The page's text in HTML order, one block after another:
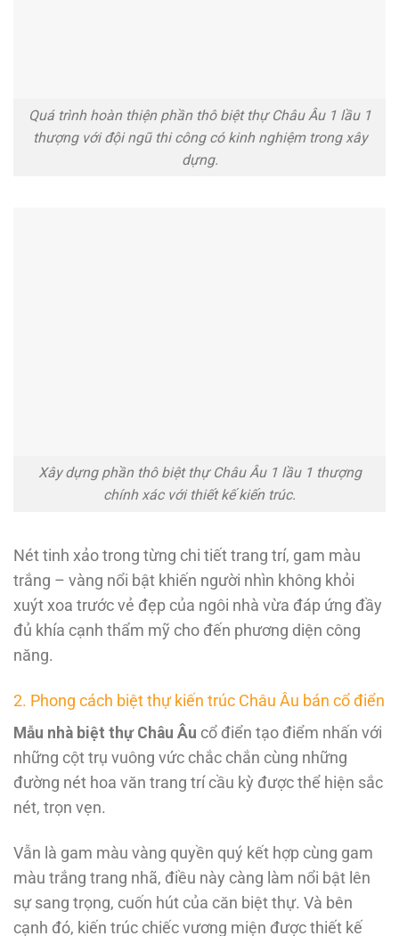
Quá trình hoàn thiện phần thô biệt thự Châu Âu 1 lầu 1
thượng với đội ngũ thi công có kinh nghiệm trong xây
dựng.
Xây dựng phần thô biệt thự Châu Âu 1 lầu 1 thượng
chính xác với thiết kế kiến trúc.
Nét tinh xảo trong từng chi tiết trang trí, gam màu
trắng – vàng nổi bật khiến người nhìn không khỏi
xuýt xoa trước vẻ đẹp của ngôi nhà vừa đáp ứng đầy
đủ khía cạnh thẩm mỹ cho đến phương diện công
năng.
2. Phong cách biệt thự kiến trúc Châu Âu bán cổ điển
Mẫu nhà biệt thự Châu Âu cổ điển tạo điểm nhấn với
những cột trụ vuông vức chắc chắn cùng những
đường nét hoa văn trang trí cầu kỳ được thể hiện sắc
nét, trọn vẹn.
Vẫn là gam màu vàng quyền quý kết hợp cùng gam
màu trắng trang nhã, điều này càng làm nổi bật lên
sự sang trọng, cuốn hút của căn biệt thự. Và bên
cạnh đó, kiến trúc chiếc vương miện được thiết kế